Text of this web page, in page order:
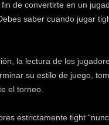
de convertirte en un
saber cuando jugar
la lectura de los
su estilo de juego,
el torneo.
estrictamente tight